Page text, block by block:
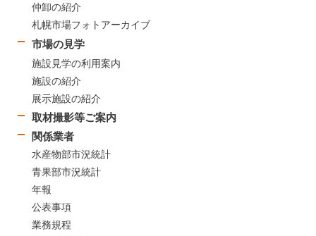
仲卸の紹介
札幌市場フォトアーカイブ
市場の見学
施設見学の利用案内
施設の紹介
展示施設の紹介
取材撮影等ご案内
関係業者
水産物部市況統計
青果部市況統計
年報
公表事項
業務規程